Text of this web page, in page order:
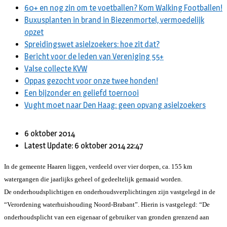
60+ en nog zin om te voetballen? Kom Walking Footballen!
Buxusplanten in brand in Biezenmortel, vermoedelijk
opzet
Spreidingswet asielzoekers: hoe zit dat?
Bericht voor de leden van Vereniging 55+
Valse collecte KVW
Oppas gezocht voor onze twee honden!
Een bijzonder en geliefd toernooi
Vught moet naar Den Haag: geen opvang asielzoekers
6 oktober 2014
Latest Update: 6 oktober 2014 22:47
In de gemeente Haaren liggen, verdeeld over vier dorpen, ca. 155 km
watergangen die jaarlijks geheel of gedeeltelijk gemaaid worden.
De onderhoudsplichtigen en onderhoudsverplichtingen zijn vastgelegd in de
“Verordening waterhuishouding Noord-Brabant”. Hierin is vastgelegd: “De
onderhoudsplicht van een eigenaar of gebruiker van gronden grenzend aan